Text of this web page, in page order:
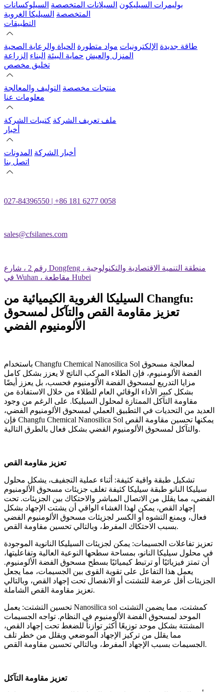
بوليمرات السيليكون السيلانات المتخصصة السيلوكسانات
المتخصصة السيليكا الغروية
التطبيقات
طاقة جديدة الإلكترونيات مواد متطورة الحياة والرعاية الصحية
المنزل والعيش حماية البيئة البناء الزراعة
تخليق مخصص
منتجات مخصصة التوليف والمعالجة
معلومات عنا
ملف تعريف الشركة كتيبات الشركة
أخبار
أخبار الشركة المدونات
اتصل بنا
027-84396550 | +86 181 6277 0058
sales@cfsilanes.com
رقم 2 ، شارع Dongfeng ، منطقة التنمية الاقتصادية والتكنولوجية
في Wuhan ، مقاطعة Hubei
السيليكا الغروية الكيميائية من Changfu:
تعزيز مقاومة القص والتآكل لمسحوق
الألومنيوم الفضي
باستخدام Changfu Chemical Nanosilica Sol لمعالجة مسحوق
الفضة الألومنيوم، فإن الطلاء المركب الناتج لا يعزز بشكل كامل
مزايا التدريع لمسحوق الفضة الألومنيوم فحسب، بل يعزز أيضًا
بشكل كبير الأداء الوقائي العام للطلاء من خلال الاستفادة من
مقاومة التآكل الممتازة لمحلول السيليكا. على الرغم من وجود
العديد من التحديات في التطبيق العملي لمسحوق الألومنيوم الفضي،
فإن Changfu Chemical Nanosilica Sol يمكنها تحسين مقاومة القص
والتآكل لمسحوق الألومنيوم الفضي بشكل فعال بالطرق التالية.
تعزيز مقاومة القص
تشكيل طبقة واقية كثيفة: أثناء عملية التجفيف، يشكل محلول
سيليكا النانو طبقة سيليكا كثيفة تغلف جزيئات مسحوق الألومنيوم
الفضي، مما يقلل من الاتصال المباشر والاحتكاك بين الجزيئات. تحت
إجهاد القص، يمكن لهذا الغشاء الواقي أن يشتت الإجهاد بشكل
فعال، ويمنع التشوه أو الكسر لجزيئات مسحوق الألومنيوم الفضي
بسبب الاحتكاك المفرط، وبالتالي تحسين مقاومة القص.
تعزيز تفاعلات الجسيمات: يمكن لجزيئات السيليكا النانوية الموجودة
في محلول سيليكا النانو، بمساحة سطحها النوعية العالية وتفاعليتها،
أن تمتز فيزيائيًا أو ترتبط كيميائيًا بسطح مسحوق الفضة الألومنيوم.
يعمل هذا التفاعل على تقوية القوى بين الجسيمات، مما يجعل
الجزيئات أقل عرضة للتشتت أو الانفصال تحت إجهاد القص، وبالتالي
تعزيز مقاومة القص الشاملة.
تحسين التشتت: يعمل Nanosilica sol كمشتت، مما يضمن التشتت
الموحد لمسحوق الفضة الألومنيوم في النظام. تواجه الجسيمات
المشتتة بشكل موحد توزيعًا أكثر توازناً للضغط تحت إجهاد القص،
مما يقلل من تركيز الإجهاد الموضعي ويقلل من خطر تلف
الجسيمات بسبب الإجهاد المفرط، وبالتالي تحسين مقاومة القص.
تعزيز مقاومة التآكل